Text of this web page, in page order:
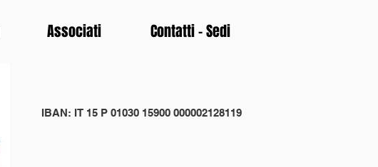
Associati Contatti - Sedi
IBAN: IT 15 P 01030 15900 000002128119